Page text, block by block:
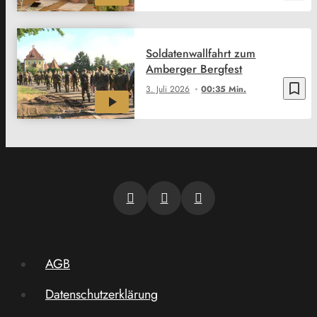
bookmark_border
3. Juli 2026 00:35 Min.
Soldatenwallfahrt zum
Amberger Bergfest
AGB
Datenschutzerklärung